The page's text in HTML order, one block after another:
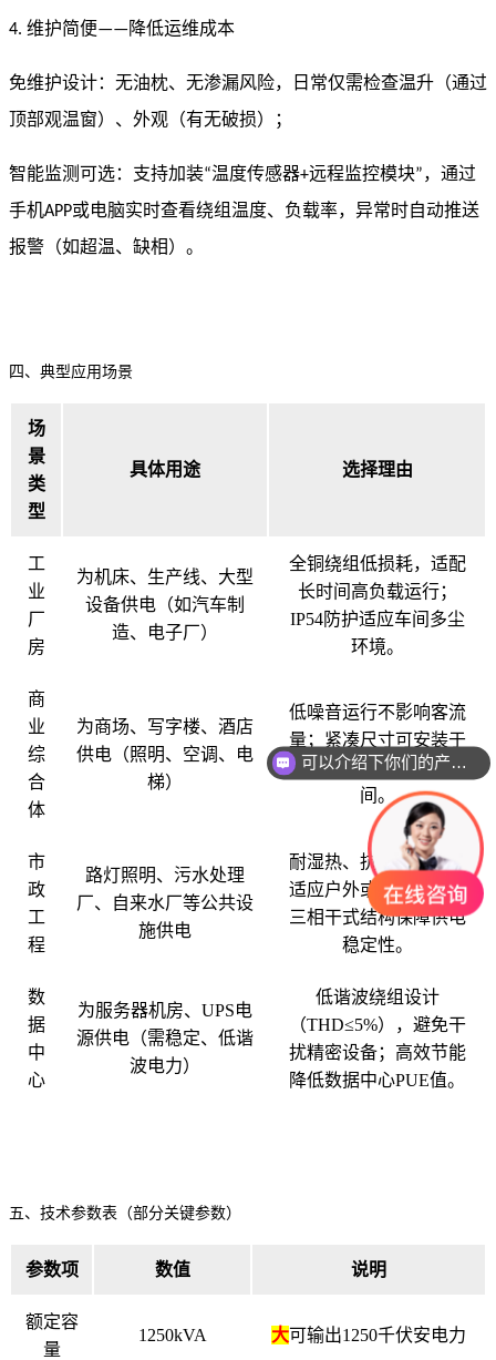
4. 维护简便——降低运维成本
免维护设计：无油枕、无渗漏风险，日常仅需检查温升（通过
顶部观温窗）、外观（有无破损）；
智能监测可选：支持加装“温度传感器+远程监控模块”，通过
手机APP或电脑实时查看绕组温度、负载率，异常时自动推送
报警（如超温、缺相）。
四、典型应用场景
场
景
类
型
具体用途 选择理由
工
业
厂
房
为机床、生产线、大型
设备供电（如汽车制
造、电子厂）
全铜绕组低损耗，适配
长时间高负载运行；
IP54防护适应车间多尘
环境。
商
业
综
合
体
为商场、写字楼、酒店
供电（照明、空调、电
梯）
低噪音运行不影响客流
量；紧凑尺寸可安装于
地下配电房，节省空
间。
市
政
工
程
路灯照明、污水处理
厂、自来水厂等公共设
施供电
耐湿热、抗腐蚀设计，
适应户外或潮湿环境；
三相干式结构保障供电
稳定性。
数
据
中
心
为服务器机房、UPS电
源供电（需稳定、低谐
波电力）
低谐波绕组设计
（THD≤5%），避免干
扰精密设备；高效节能
降低数据中心PUE值。
五、技术参数表（部分关键参数）
参数项 数值 说明
额定容
量
1250kVA 大可输出1250千伏安电力
可以介绍下你们的产品么